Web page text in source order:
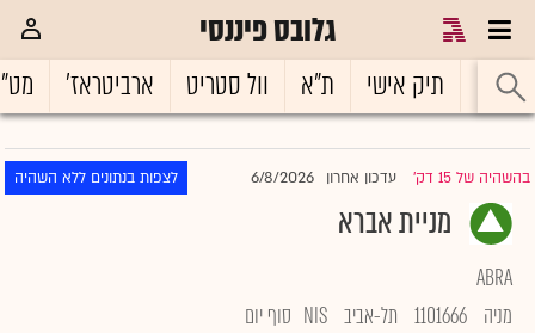
גלובס פיננסי
ראשי תיק אישי ת"א וול סטריט ארביטראז'
בהשהיה של 15 דק' |עדכון אחרון 6/8/2026 לצפות בנתונים ללא השהיה
מניית אברא
ABRA
מניה 1101666 תל-אביב NIS סוף יום